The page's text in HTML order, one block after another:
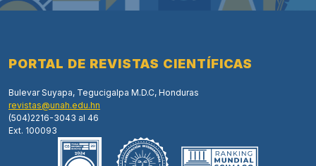
PORTAL DE REVISTAS CIENTÍFICAS
Bulevar Suyapa, Tegucigalpa M.D.C, Honduras
revistas@unah.edu.hn
(504)2216-3043 al 46
Ext. 100093